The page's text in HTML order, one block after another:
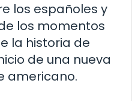
los españoles y
los momentos
la historia de
de una nueva
americano.